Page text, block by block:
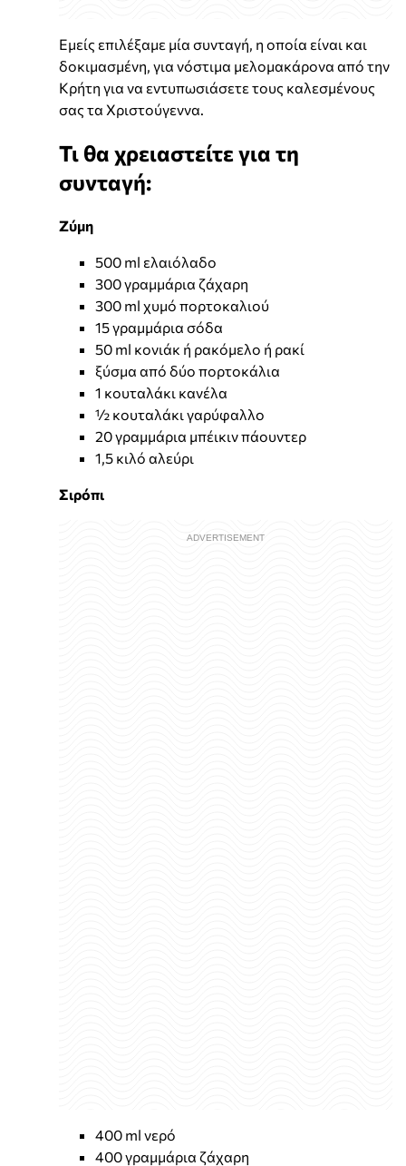
Εμείς επιλέξαμε μία συνταγή, η οποία είναι και
δοκιμασμένη, για νόστιμα μελομακάρονα από την
Κρήτη για να εντυπωσιάσετε τους καλεσμένους
σας τα Χριστούγεννα.
Τι θα χρειαστείτε για τη
συνταγή:
Ζύμη
500 ml ελαιόλαδο
300 γραμμάρια ζάχαρη
300 ml χυμό πορτοκαλιού
15 γραμμάρια σόδα
50 ml κονιάκ ή ρακόμελο ή ρακί
ξύσμα από δύο πορτοκάλια
1 κουταλάκι κανέλα
½ κουταλάκι γαρύφαλλο
20 γραμμάρια μπέικιν πάουντερ
1,5 κιλό αλεύρι
Σιρόπι
400 ml νερό
400 γραμμάρια ζάχαρη